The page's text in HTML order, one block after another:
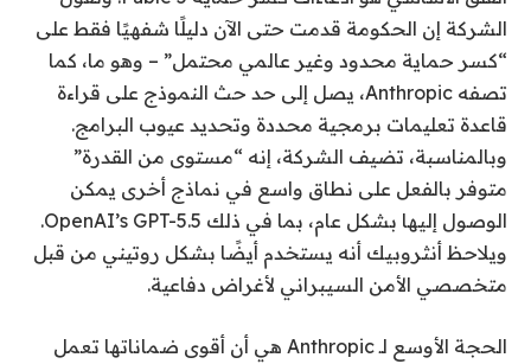
الشركة إن الحكومة قدمت حتى الآن دليلًا شفهيًا فقط على
“كسر حماية محدود وغير عالمي محتمل” – وهو ما، كما
تصفه Anthropic، يصل إلى حد حث النموذج على قراءة
قاعدة تعليمات برمجية محددة وتحديد عيوب البرامج.
وبالمناسبة، تضيف الشركة، إنه “مستوى من القدرة”
متوفر بالفعل على نطاق واسع في نماذج أخرى يمكن
الوصول إليها بشكل عام، بما في ذلك OpenAI’s GPT-5.5.
ويلاحظ أنثروبيك أنه يستخدم أيضًا بشكل روتيني من قبل
متخصصي الأمن السيبراني لأغراض دفاعية.
الحجة الأوسع لـ Anthropic هي أن أقوى ضماناتها تعمل